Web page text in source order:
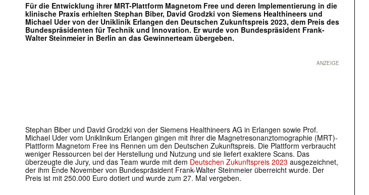
Für die Entwicklung ihrer MRT-Plattform Magnetom Free und deren Implementierung in die
klinische Praxis erhielten Stephan Biber, David Grodzki von Siemens Healthineers und
Michael Uder von der Uniklinik Erlangen den Deutschen Zukunftspreis 2023, dem Preis des
Bundespräsidenten für Technik und Innovation. Er wurde von Bundespräsident Frank-
Walter Steinmeier in Berlin an das Gewinnerteam übergeben.
ANZEIGE
Stephan Biber und David Grodzki von der Siemens Healthineers AG in Erlangen sowie Prof.
Michael Uder vom Uniklinikum Erlangen gingen mit ihrer die Magnetresonanztomographie (MRT)-
Plattform Magnetom Free ins Rennen um den Deutschen Zukunftspreis. Die Plattform verbraucht
weniger Ressourcen bei der Herstellung und Nutzung und sie liefert exaktere Scans. Das
überzeugte die Jury, und das Team wurde mit dem Deutschen Zukunftspreis 2023 ausgezeichnet,
der ihm Ende November von Bundespräsident Frank-Walter Steinmeier überreicht wurde. Der
Preis ist mit 250.000 Euro dotiert und wurde zum 27. Mal vergeben.